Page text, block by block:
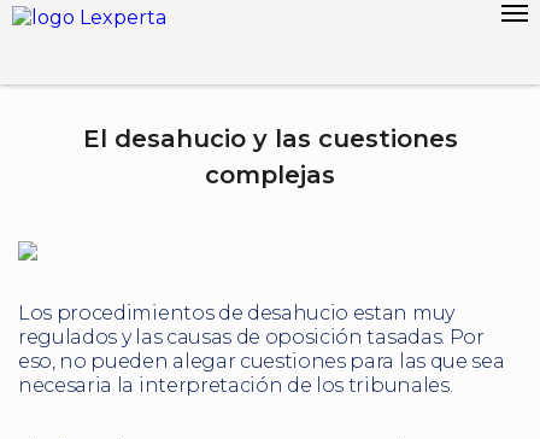
El desahucio y las cuestiones
complejas
Los procedimientos de desahucio estan muy
regulados y las causas de oposición tasadas. Por
eso, no pueden alegar cuestiones para las que sea
necesaria la interpretación de los tribunales.